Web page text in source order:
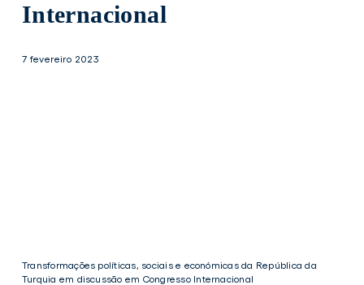
Internacional
7 fevereiro 2023
Transformações políticas, sociais e económicas da República da
Turquia em discussão em Congresso Internacional